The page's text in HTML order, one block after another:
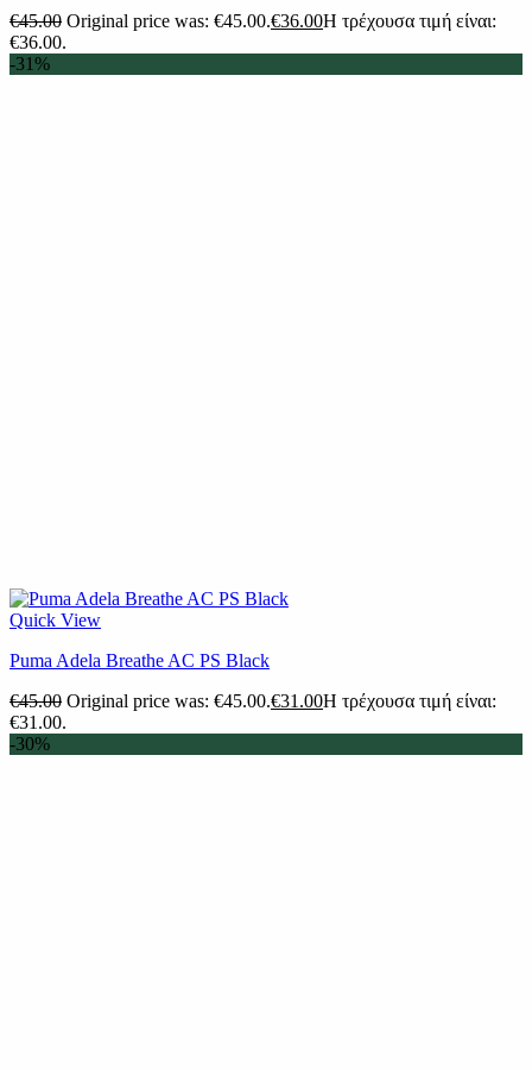
€45.00 Original price was: €45.00.€36.00Η τρέχουσα τιμή είναι:
€36.00.
-31%
Quick View
Puma Adela Breathe AC PS Black
€45.00 Original price was: €45.00.€31.00Η τρέχουσα τιμή είναι:
€31.00.
-30%